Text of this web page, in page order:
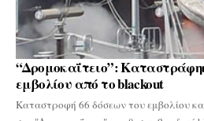
“Δρομοκαΐτειο”:
εμβολίου από το blackout
Καταστροφή 66 δόσεων του εμβολίου